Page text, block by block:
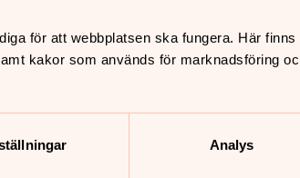
för att webbplatsen ska fungera. Här
kakor som används för marknadsföring
Analys